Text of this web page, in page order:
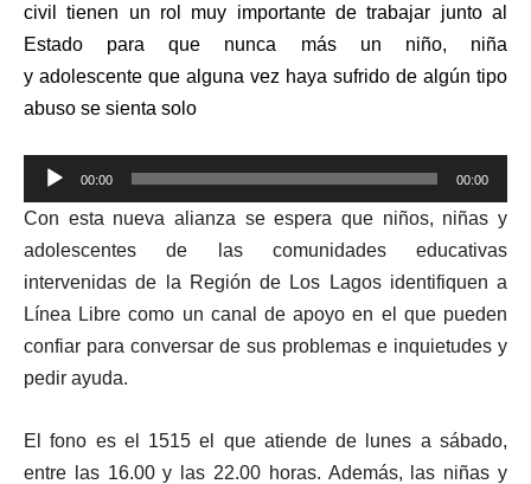
civil tienen un rol muy importante de trabajar junto al
Estado para que nunca más un niño, niña
y adolescente que alguna vez haya sufrido de algún tipo
abuso se sienta solo
Reproductor
de
audio
00:00 00:00
Con esta nueva alianza se espera que niños, niñas y
adolescentes de las comunidades educativas
intervenidas de la Región de Los Lagos identifiquen a
Línea Libre como un canal de apoyo en el que pueden
confiar para conversar de sus problemas e inquietudes y
pedir ayuda.
El fono es el 1515 el que atiende de lunes a sábado,
entre las 16.00 y las 22.00 horas. Además, las niñas y